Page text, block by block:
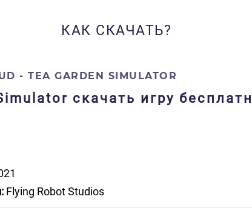
КАК СКАЧАТЬ?
- TEA GARDEN SIMULATOR
скачать игру
Flying Robot Studios